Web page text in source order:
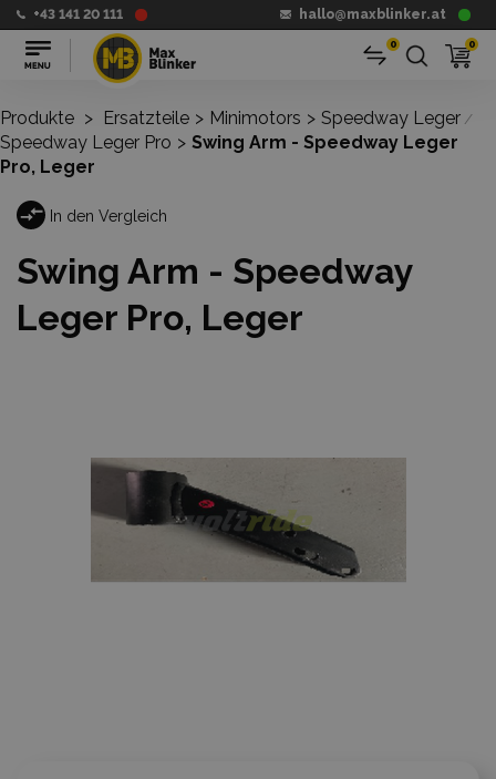
+43 141 20 111 hallo@maxblinker.at
0 0
Produkte > Ersatzteile > Minimotors > Speedway Leger /
Speedway Leger Pro > Swing Arm - Speedway Leger
Pro, Leger
In den Vergleich
Swing Arm - Speedway
Leger Pro, Leger